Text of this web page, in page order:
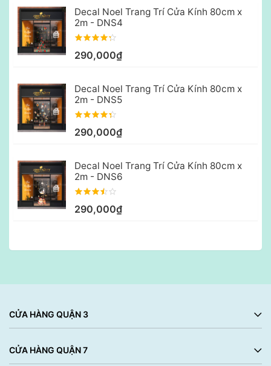
Decal Noel Trang Trí Cửa Kính 80cm x
2m - DNS4
290,000₫
Decal Noel Trang Trí Cửa Kính 80cm x
2m - DNS5
290,000₫
Decal Noel Trang Trí Cửa Kính 80cm x
2m - DNS6
290,000₫
CỬA HÀNG QUẬN 3
CỬA HÀNG QUẬN 7